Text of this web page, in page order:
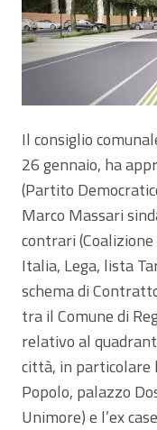
Il consiglio
26 gennaio, ha
(Partito
Marco Massari
contrari
Italia, Lega, lista
schema di
tra il Comune di
relativo al
città, in particolare
Popolo, palazzo
Unimore) e l’ex